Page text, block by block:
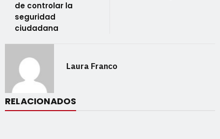
de controlar la
seguridad
ciudadana
Laura Franco
RELACIONADOS